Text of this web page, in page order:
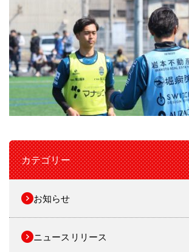
カテゴリー
お知らせ
ニュースリリース